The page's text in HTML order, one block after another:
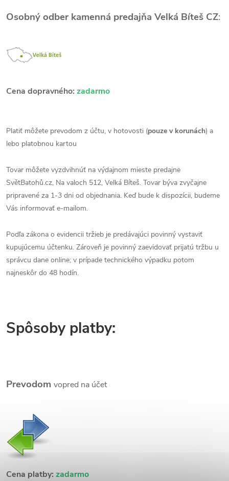
Osobný odber kamenná predajňa Velká Bíteš CZ:
Cena dopravného: zadarmo
Platiť môžete prevodom z účtu, v hotovosti (pouze v korunách) a
lebo platobnou kartou
Tovar môžete vyzdvihnúť na výdajnom mieste predajne
SvětBatohů.cz, Na valoch 512, Velká Bíteš. Tovar býva zvyčajne
pripravené za 1-3 dni od objednania. Keď bude k dispozícii, budeme
Vás informovať e-mailom.
Podľa zákona o evidencii tržieb je predávajúci povinný vystaviť
kupujúcemu účtenku. Zároveň je povinný zaevidovať prijatú tržbu u
správcu dane online; v prípade technického výpadku potom
najneskôr do 48 hodín.
Spôsoby platby:
Prevodom vopred na účet
Cena platby: zadarmo